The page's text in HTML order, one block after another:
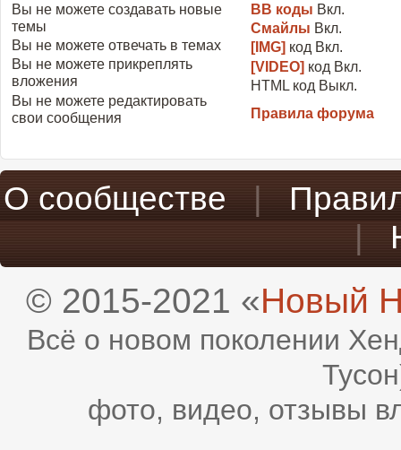
Вы не можете создавать новые
темы
Вы не можете отвечать в темах
Вы не можете прикреплять
вложения
Вы не можете редактировать
свои сообщения
BB коды Вкл.
Смайлы Вкл.
[IMG] код Вкл.
[VIDEO] код Вкл.
HTML код Выкл.
Правила форума
О сообществе |
|
© 2015-2021 «Новый
Всё о новом поколении
фото, видео, отзывы